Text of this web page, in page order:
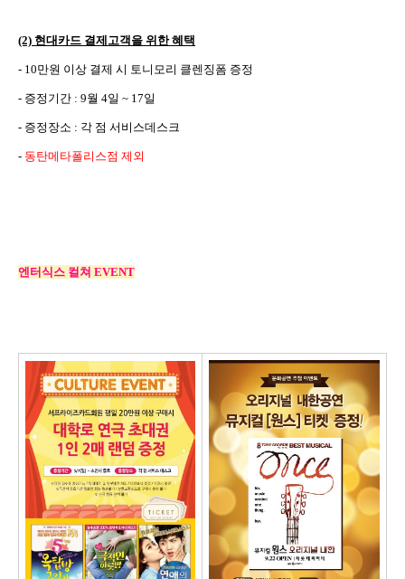
(2) 현대카드 결제고객을 위한 혜택
- 10만원 이상 결제 시 토니모리 클렌징폼 증정
- 증정기간 : 9월 4일 ~ 17일
- 증정장소 : 각 점 서비스데스크
- 동탄메타폴리스점 제외
엔터식스 컬쳐 EVENT